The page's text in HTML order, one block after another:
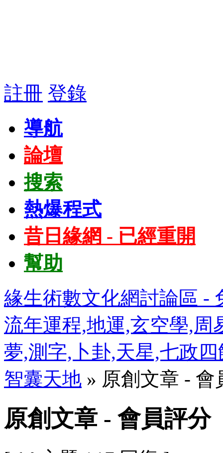
註冊 登錄
導航
論壇
搜索
熱爆程式
昔日緣網 - 已經重開
幫助
緣生術數文化網討論區 -
流年運程,地運,玄空學,周
夢,測字,卜卦,天星,七政
智囊天地 » 原創文章 - 會
原創文章 - 會員評分